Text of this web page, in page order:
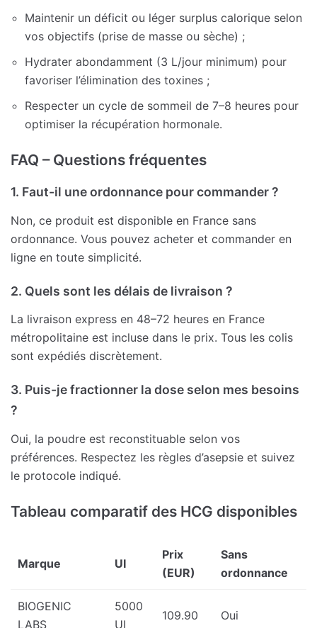
Maintenir un déficit ou léger surplus calorique selon
vos objectifs (prise de masse ou sèche) ;
Hydrater abondamment (3 L/jour minimum) pour
favoriser l’élimination des toxines ;
Respecter un cycle de sommeil de 7–8 heures pour
optimiser la récupération hormonale.
FAQ – Questions fréquentes
1. Faut-il une ordonnance pour commander ?
Non, ce produit est disponible en France sans
ordonnance. Vous pouvez acheter et commander en
ligne en toute simplicité.
2. Quels sont les délais de livraison ?
La livraison express en 48–72 heures en France
métropolitaine est incluse dans le prix. Tous les colis
sont expédiés discrètement.
3. Puis-je fractionner la dose selon mes besoins
?
Oui, la poudre est reconstituable selon vos
préférences. Respectez les règles d’asepsie et suivez
le protocole indiqué.
Tableau comparatif des HCG disponibles
Marque UI
Prix
(EUR)
Sans
ordonnance
BIOGENIC
LABS
5000
UI
109.90 Oui